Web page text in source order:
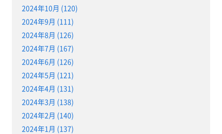
2024年10月 (120)
2024年9月 (111)
2024年8月 (126)
2024年7月 (167)
2024年6月 (126)
2024年5月 (121)
2024年4月 (131)
2024年3月 (138)
2024年2月 (140)
2024年1月 (137)